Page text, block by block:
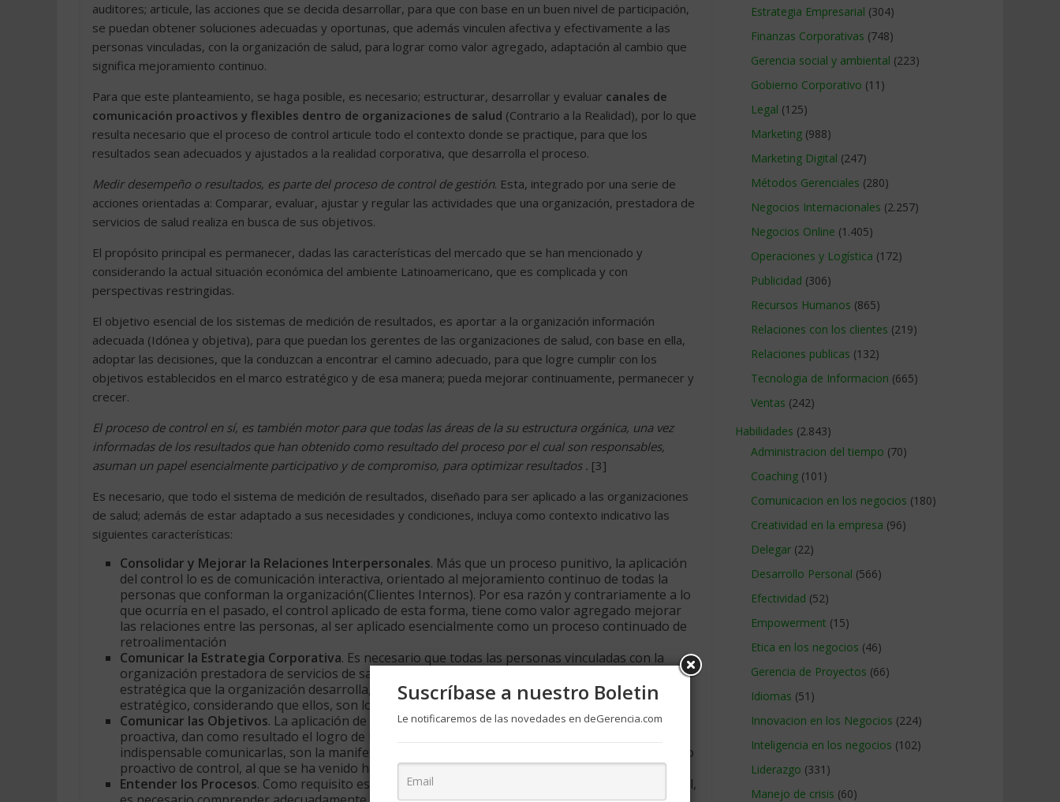
auditores; articule, las acciones que se decida desarrollar, para que con base en un buen nivel de participación,
se puedan obtener soluciones adecuadas y oportunas, que además vinculen afectiva y efectivamente a las
personas vinculadas, con la organización de salud, para lograr como valor agregado, adaptación al cambio que
significa mejoramiento continuo.
Para que este planteamiento, se haga posible, es necesario; estructurar, desarrollar y evaluar canales de
comunicación proactivos y flexibles dentro de organizaciones de salud (Contrario a la Realidad), por lo que
resulta necesario que el proceso de control articule todo el contexto donde se practique, para que los
resultados sean adecuados y ajustados a la realidad corporativa, que desarrolla el proceso.
Medir desempeño o resultados, es parte del proceso de control de gestión. Esta, integrado por una serie de
acciones orientadas a: Comparar, evaluar, ajustar y regular las actividades que una organización, prestadora de
servicios de salud realiza en busca de sus objetivos.
El propósito principal es permanecer, dadas las características del mercado que se han mencionado y
considerando la actual situación económica del ambiente Latinoamericano, que es complicada y con
perspectivas restringidas.
El objetivo esencial de los sistemas de medición de resultados, es aportar a la organización información
adecuada (Idónea y objetiva), para que puedan los gerentes de las organizaciones de salud, con base en ella,
adoptar las decisiones, que la conduzcan a encontrar el camino adecuado, para que logre cumplir con los
objetivos establecidos en el marco estratégico y de esa manera; pueda mejorar continuamente, permanecer y
crecer.
El proceso de control en sí, es también motor para que todas las áreas de la su estructura orgánica, una vez
informadas de los resultados que han obtenido como resultado del proceso por el cual son responsables,
asuman un papel esencialmente participativo y de compromiso, para optimizar resultados . [3]
Es necesario, que todo el sistema de medición de resultados, diseñado para ser aplicado a las organizaciones
de salud; además de estar adaptado a sus necesidades y condiciones, incluya como contexto indicativo las
siguientes características:
Consolidar y Mejorar la Relaciones Interpersonales. Más que un proceso punitivo, la aplicación
del control lo es de comunicación interactiva, orientado al mejoramiento continuo de todas la
personas que conforman la organización(Clientes Internos). Por esa razón y contrariamente a lo
que ocurría en el pasado, el control aplicado de esta forma, tiene como valor agregado mejorar
las relaciones entre las personas, al ser aplicado esencialmente como un proceso continuado de
retroalimentación
Comunicar la Estrategia Corporativa. Es necesario que todas las personas vinculadas con la
organización prestadora de servicios de salud, reconozcan las combinaciones de acción
estratégica que la organización desarrolla, dentro del contexto de su direccionamiento
estratégico, considerando que ellos, son los principales ejecutores y actores.
Comunicar las Objetivos. La aplicación de las estrategias, dentro de un contexto de gestión
proactiva, dan como resultado el logro de los objetivos. Entonces como consecuencia lógica, es
indispensable comunicarlas, son la manifestación de los resultados esperados y base del proceso
proactivo de control, al que se ha venido haciendo referencia.
Entender los Procesos. Como requisito esencial para poder realizar cualquier proceso de control,
Estrategia Empresarial (304)
Finanzas Corporativas (748)
Gerencia social y ambiental (223)
Gobierno Corporativo (11)
Legal (125)
Marketing (988)
Marketing Digital (247)
Métodos Gerenciales (280)
Negocios Internacionales (2.257)
Negocios Online (1.405)
Operaciones y Logística (172)
Publicidad (306)
Recursos Humanos (865)
Relaciones con los clientes (219)
Relaciones publicas (132)
Tecnologia de Informacion (665)
Ventas (242)
Habilidades (2.843)
Administracion del tiempo (70)
Coaching (101)
Comunicacion en los negocios (180)
Creatividad en la empresa (96)
Delegar (22)
Desarrollo Personal (566)
Efectividad (52)
Empowerment (15)
Etica en los negocios (46)
Gerencia de Proyectos (66)
Idiomas (51)
Innovacion en los Negocios (224)
Inteligencia en los negocios (102)
Liderazgo (331)
Manejo de crisis (60)
Suscríbase a nuestro Boletin
Le notificaremos de las novedades en deGerencia.com